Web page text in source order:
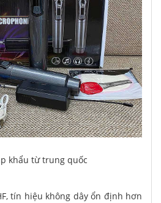
khẩu từ trung quốc
tín hiệu không dây ổn định hơn